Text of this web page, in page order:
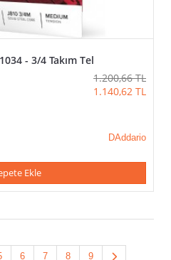
- 3/4 Takım Tel
1.200,66 TL
1.140,62 TL
DAddario
Ekle
6 7 8 9